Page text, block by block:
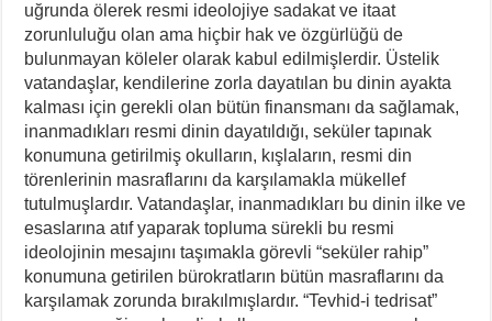
uğrunda ölerek resmi ideolojiye sadakat ve itaat
zorunluluğu olan ama hiçbir hak ve özgürlüğü de
bulunmayan köleler olarak kabul edilmişlerdir. Üstelik
vatandaşlar, kendilerine zorla dayatılan bu dinin ayakta
kalması için gerekli olan bütün finansmanı da sağlamak,
inanmadıkları resmi dinin dayatıldığı, seküler tapınak
konumuna getirilmiş okulların, kışlaların, resmi din
törenlerinin masraflarını da karşılamakla mükellef
tutulmuşlardır. Vatandaşlar, inanmadıkları bu dinin ilke ve
esaslarına atıf yaparak topluma sürekli bu resmi
ideolojinin mesajını taşımakla görevli “seküler rahip”
konumuna getirilen bürokratların bütün masraflarını da
karşılamak zorunda bırakılmışlardır. “Tevhid-i tedrisat”